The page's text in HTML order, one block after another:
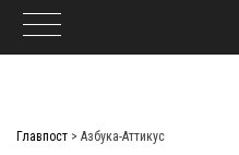
Главпост > Азбука-Аттикус